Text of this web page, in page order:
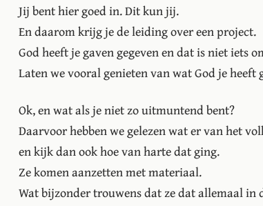
Jij bent hier goed in. Dit kun jij.
En daarom krijg je de leiding over een project.
God heeft je gaven gegeven en dat is niet iets
Laten we vooral genieten van wat God je heeft
Ok, en wat als je niet zo uitmuntend bent?
Daarvoor hebben we gelezen wat er van het
en kijk dan ook hoe van harte dat ging.
Ze komen aanzetten met materiaal.
Wat bijzonder trouwens dat ze dat allemaal in